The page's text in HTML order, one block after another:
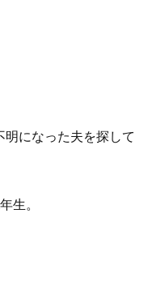
になった夫を探して
生。